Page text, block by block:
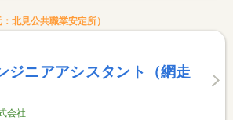
北見公共職業安定所）
ジニアアシスタント（網走
会社